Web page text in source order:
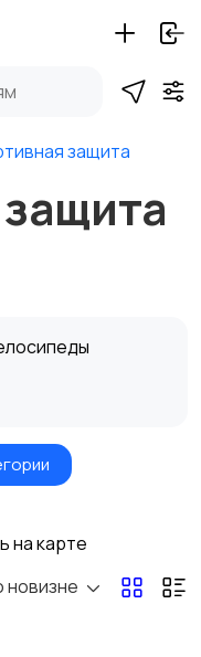
защита
и
виды спорта
на карте
новизне